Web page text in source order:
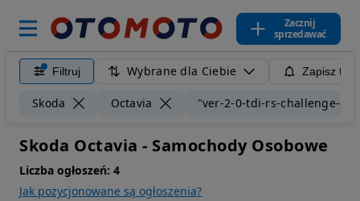
Zacznij
sprzedawać
Filtruj Wybrane dla Ciebie Zapisz
Skoda Octavia "ver-2-0-tdi-rs-challenge-
Skoda Octavia - Samochody Osobowe
Liczba ogłoszeń: 4
Jak pozycjonowane są ogłoszenia?